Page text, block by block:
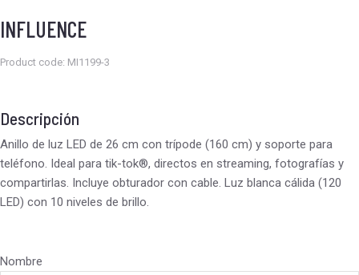
INFLUENCE
Product code: MI1199-3
Descripción
Anillo de luz LED de 26 cm con trípode (160 cm) y soporte para
teléfono. Ideal para tik-tok®, directos en streaming, fotografías y
compartirlas. Incluye obturador con cable. Luz blanca cálida (120
LED) con 10 niveles de brillo.
Nombre